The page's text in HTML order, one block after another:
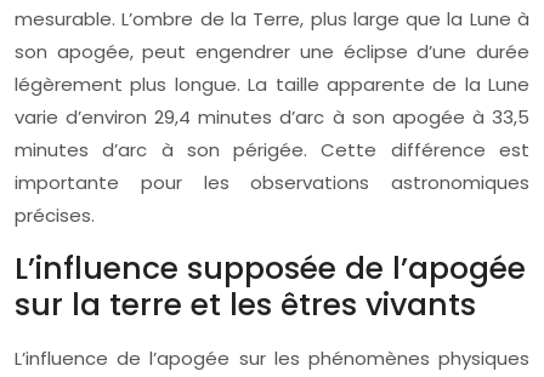
mesurable. L’ombre de la Terre, plus large que la Lune à
son apogée, peut engendrer une éclipse d’une durée
légèrement plus longue. La taille apparente de la Lune
varie d’environ 29,4 minutes d’arc à son apogée à 33,5
minutes d’arc à son périgée. Cette différence est
importante pour les observations astronomiques
précises.
L’influence supposée de l’apogée
sur la terre et les êtres vivants
L’influence de l’apogée sur les phénomènes physiques